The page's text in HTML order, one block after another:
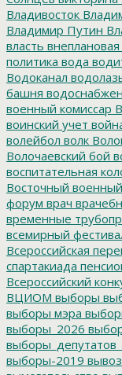
Владивосток
Владимир Путин
власть
политика вода
Водоканал
башня
военный комиссар
воинский учет
волейбол волк
Волочаевский бой
воспитательная
Восточный
форум врач
временные
всемирный
Всероссийская
спартакиада
Всероссийский
ВЦИОМ выборы
выборы мэра
выборы_2026
выборы-2019